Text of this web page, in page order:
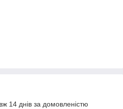
14 днів за домовленістю